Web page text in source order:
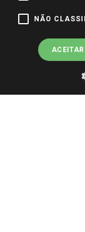
Pagamento e
NÃO